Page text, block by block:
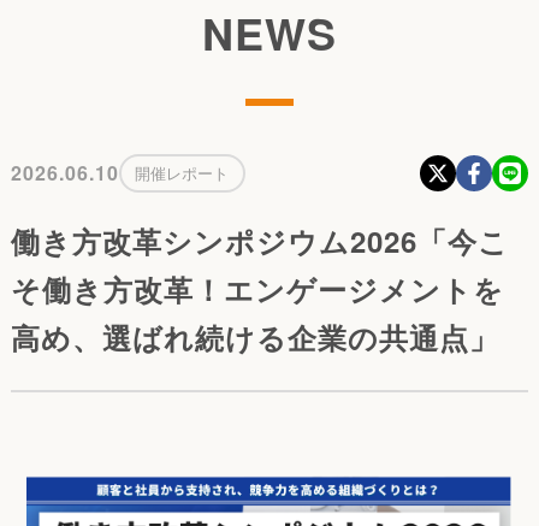
NEWS
2026.06.10 開催レポート
働き方改革シンポジウム2026「今こ
そ働き方改革！エンゲージメントを
高め、選ばれ続ける企業の共通点」